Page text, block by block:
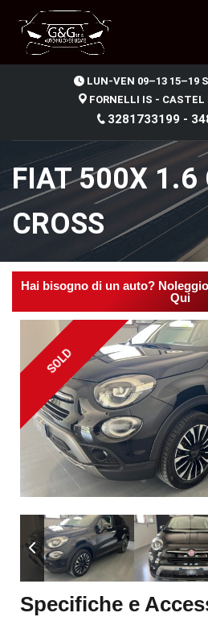
LUN-VEN 09–13 15–19
FORNELLI IS - CASTEL
3281733199 -
FIAT 500X 1.6
CROSS
Hai bisogno di un auto?
Qui
SOLD
Specifiche e